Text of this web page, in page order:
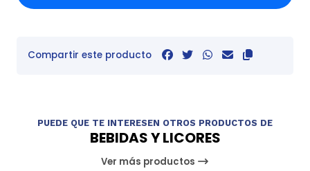
Compartir este producto
PUEDE QUE TE INTERESEN OTROS PRODUCTOS DE
BEBIDAS Y LICORES
Ver más productos